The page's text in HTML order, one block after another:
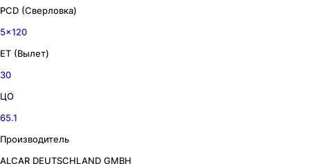
PCD (Сверловка)
5x120
ET (Вылет)
30
ЦО
65.1
Производитель
ALCAR DEUTSCHLAND GMBH